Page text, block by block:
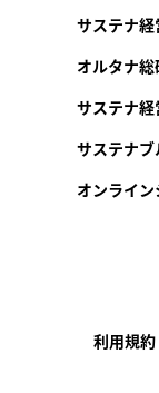
サステナ経
オルタナ総
サステナ経
サステナ
オンライ
利用規約